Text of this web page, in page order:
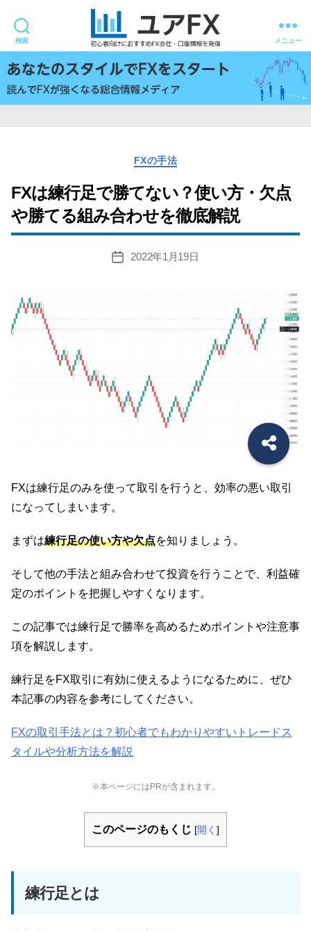
検索
ユ
ア
FX
メニュー
カ
テ
ゴ
リ
ー
FXの手法
FXは練行足で勝てない？使い方・欠点
や勝てる組み合わせを徹底解説
投
2022年1月19日
FXは練行足のみを使って取引を行うと、効率の悪い取引
になってしまいます。
まずは練行足の使い方や欠点を知りましょう。
そして他の手法と組み合わせて投資を行うことで、利益確
定のポイントを把握しやすくなります。
この記事では練行足で勝率を高めるためポイントや注意事
項を解説します。
練行足をFX取引に有効に使えるようになるために、ぜひ
本記事の内容を参考にしてください。
FXの取引手法とは？初心者でもわかりやすいトレードス
タイルや分析方法を解説
※本ページにはPRが含まれます。
このページのもくじ [開く ]
練行足とは